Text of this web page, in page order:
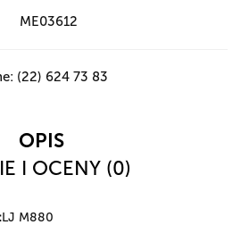
ME03612
(22) 624 73 83
OPIS
I OCENY (0)
LJ M880